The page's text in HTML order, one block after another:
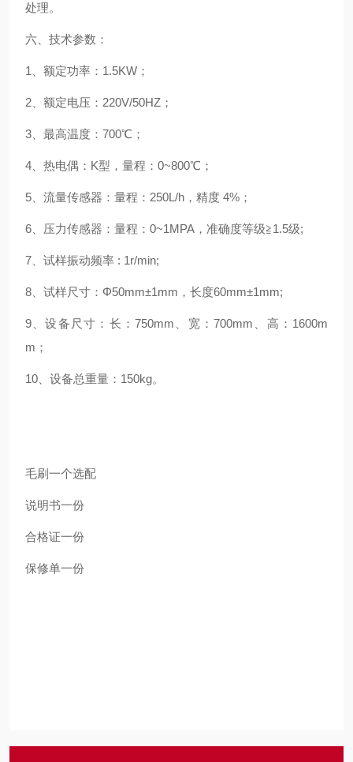
处理。
六、技术参数：
1、额定功率：1.5KW；
2、额定电压：220V/50HZ；
3、最高温度：700℃；
4、热电偶：K型，量程：0~800℃；
5、流量传感器：量程：250L/h，精度 4%；
6、压力传感器：量程：0~1MPA，准确度等级≧1.5级;
7、试样振动频率 : 1r/min;
8、试样尺寸：Φ50mm±1mm，长度60mm±1mm;
9、设备尺寸：长：750mm、宽：700mm、高：1600m
m；
10、设备总重量：150kg。
毛刷一个选配
说明书一份
合格证一份
保修单一份